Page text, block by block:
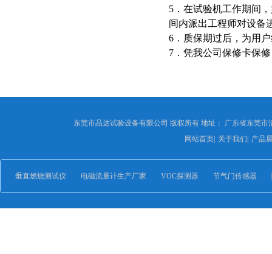
5．在试验机工作期间
间内派出工程师对设备
6．质保期过后，为用
7．凭我公司保修卡保
东莞市品达试验设备有限公司 版权所有 地址： 广东省东莞
网站首页| 关于我们 产品
垂直燃烧测试仪 电磁流量计生产厂家 VOC探测器 节气门传感器